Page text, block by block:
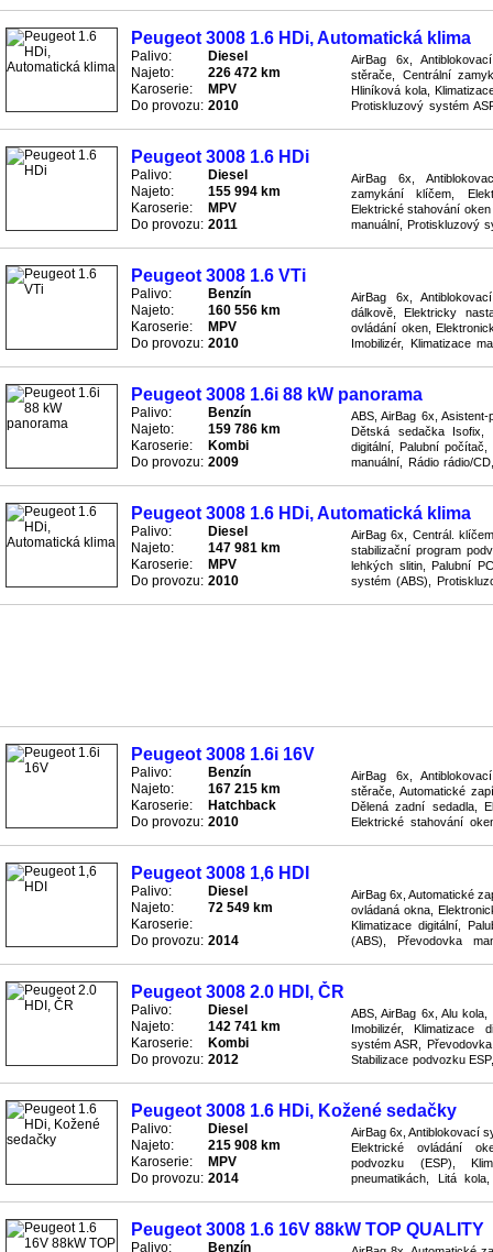
Peugeot 3008 1.6 HDi, Automatická klima
Palivo:
Diesel
Najeto:
226 472 km
Karoserie:
MPV
Do provozu: 2010
AirBag 6x,
stěrače, Centrální
Hliníková kola,
Protiskluzový systém
Peugeot 3008 1.6 HDi
Palivo:
Diesel
Najeto:
155 994 km
Karoserie:
MPV
Do provozu: 2011
AirBag 6x,
zamykání klíčem,
Elektrické stahování
manuální, Protiskluzový
Peugeot 3008 1.6 VTi
Palivo:
Benzín
Najeto:
160 556 km
Karoserie:
MPV
Do provozu: 2010
AirBag 6x,
dálkově, Elektricky
ovládání oken,
Imobilizér, Klimatizace
Peugeot 3008 1.6i 88 kW panorama
Palivo:
Benzín
Najeto:
159 786 km
Karoserie:
Kombi
Do provozu: 2009
ABS, AirBag 6x,
Dětská sedačka Isofix,
digitální, Palubní
manuální, Rádio rádio/
Peugeot 3008 1.6 HDi, Automatická klima
Palivo:
Diesel
Najeto:
147 981 km
Karoserie:
MPV
Do provozu: 2010
AirBag 6x, Centrál.
stabilizační program
lehkých slitin, Palubní
systém (ABS),
Peugeot 3008 1.6i 16V
Palivo:
Benzín
Najeto:
167 215 km
Karoserie:
Hatchback
Do provozu: 2010
AirBag 6x,
stěrače, Automatické
Dělená zadní sedadla,
Elektrické stahování
Peugeot 3008 1,6 HDI
Palivo:
Diesel
Najeto:
72 549 km
Karoserie:
Do provozu: 2014
AirBag 6x, Automatické
ovládaná okna,
Klimatizace digitální,
(ABS), Převodovka
Peugeot 3008 2.0 HDI, ČR
Palivo:
Diesel
Najeto:
142 741 km
Karoserie:
Kombi
Do provozu: 2012
ABS, AirBag 6x, Alu
Imobilizér, Klimatizace
systém ASR,
Stabilizace podvozku
Peugeot 3008 1.6 HDi, Kožené sedačky
Palivo:
Diesel
Najeto:
215 908 km
Karoserie:
MPV
Do provozu: 2014
AirBag 6x, Antiblokovací
Elektrické ovládání
podvozku (ESP),
pneumatikách, Litá
Peugeot 3008 1.6 16V 88kW TOP QUALITY
Palivo:
Benzín